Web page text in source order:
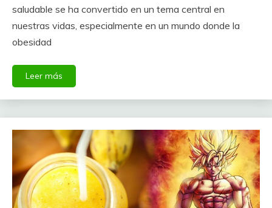
saludable se ha convertido en un tema central en
nuestras vidas, especialmente en un mundo donde la
obesidad
Leer más